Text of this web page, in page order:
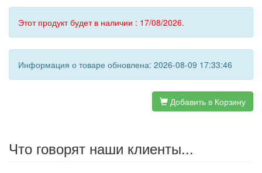
Этот продукт будет в наличии : 17/08/2026.
Информация о товаре обновлена: 2026-08-09 17:33:46
Добавить в Корзину
Что говорят наши клиенты...